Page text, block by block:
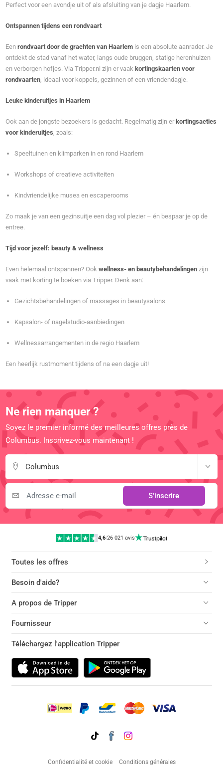
Perfect voor een avondje uit of als afsluiting van je dagje Haarlem.
Ontspannen tijdens een rondvaart
Eenrondvaart door de grachten van Haarlem is een absolute aanrader. Je
ontdekt de stad vanaf het water, langs oude bruggen, statige herenhuizen
en verborgen hofjes. Via Tripper.nl zijn er vaak kortingskaarten voor
rondvaarten , ideaal voor koppels, gezinnen of een vriendendagje.
Leuke kinderuitjes in Haarlem
Ook aan de jongste bezoekers is gedacht. Regelmatig zijn er kortingsacties
voor kinderuitjes , zoals:
Speeltuinen en klimparken in en rond Haarlem
Workshops of creatieve activiteiten
Kindvriendelijke musea en escaperooms
Zo maak je van een gezinsuitje een dag vol plezier – én bespaar je op de
entree.
Tijd voor jezelf: beauty & wellness
Even helemaal ontspannen? Ookwellness- en beautybehandelingen zijn
vaak met korting te boeken via Tripper. Denk aan:
Gezichtsbehandelingen of massages in beautysalons
Kapsalon- of nagelstudio-aanbiedingen
Wellnessarrangementen in de regio Haarlem
Een heerlijk rustmoment tijdens of na een dagje uit!
Ne rien manquer ?
Soyez le premier informé des meilleures offres près de
Columbus. Inscrivez-vous maintenant !
Columbus
S'inscrire
4,6 |26 021 avis
Toutes les offres
Besoin d'aide?
A propos de Tripper
Fournisseur
Téléchargez l'application Tripper
Confidentialité et cookie Conditions générales